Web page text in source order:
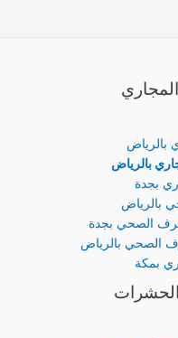
بالرياض
بالرياض
بجدة
بالرياض
الصحي بجدة
الصحي بالرياض
بمكة